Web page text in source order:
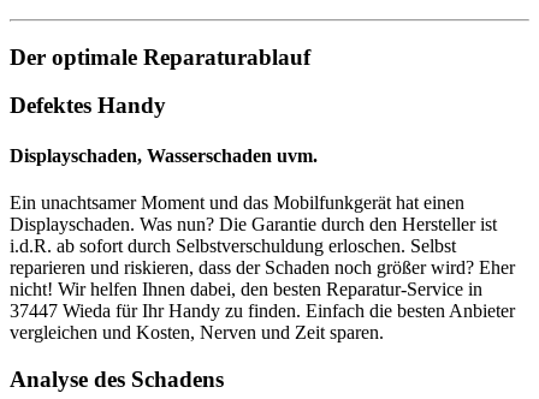
Der optimale Reparaturablauf
Defektes Handy
Displayschaden, Wasserschaden uvm.
Ein unachtsamer Moment und das Mobilfunkgerät hat einen
Displayschaden. Was nun? Die Garantie durch den Hersteller ist
i.d.R. ab sofort durch Selbstverschuldung erloschen. Selbst
reparieren und riskieren, dass der Schaden noch größer wird? Eher
nicht! Wir helfen Ihnen dabei, den besten Reparatur-Service in
37447 Wieda für Ihr Handy zu finden. Einfach die besten Anbieter
vergleichen und Kosten, Nerven und Zeit sparen.
Analyse des Schadens